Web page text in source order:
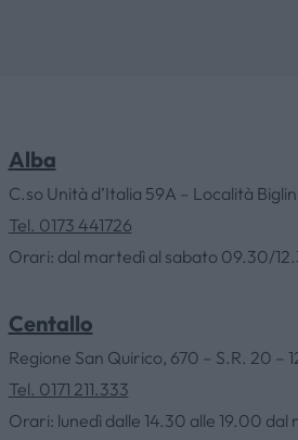
Alba
C.so Unità d’Italia 59A – Località
Tel. 0173 441726
Orari: dal martedì al sabato 09.30/
Centallo
Regione San Quirico, 670 – S.R. 20 –
Tel. 0171 211.333
Orari: lunedì dalle 14.30 alle 19.00